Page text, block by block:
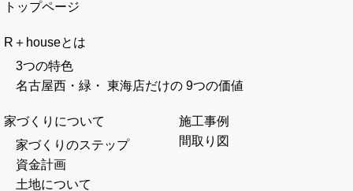
トップページ
R＋houseとは
3つの特色
名古屋西・緑・ 東海店だけの 9つの価値
家づくりについて
家づくりのステップ
資金計画
土地について
施工事例
間取り図